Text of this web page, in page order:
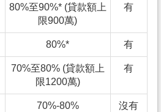
80%至90%* (貸款額上
限900萬)
有
80%* 有
70%至80% (貸款額上
限1200萬)
有
70%-80% 沒有